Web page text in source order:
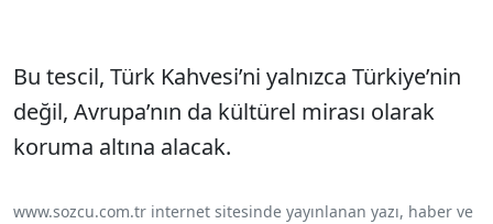
Bu tescil, Türk Kahvesi’ni yalnızca Türkiye’nin
değil, Avrupa’nın da kültürel mirası olarak
koruma altına alacak.
www.sozcu.com.tr internet sitesinde yayınlanan yazı, haber ve